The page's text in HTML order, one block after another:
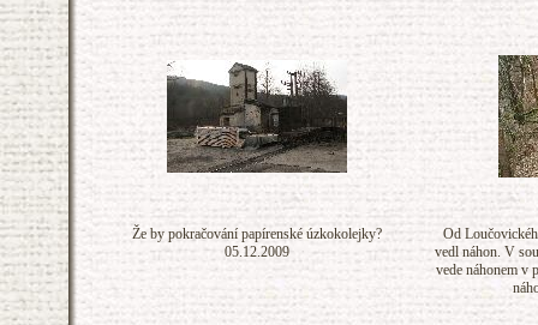
Že by pokračování papírenské úzkokolejky?
05.12.2009
Od
vedl náhon. V
vede náhonem v